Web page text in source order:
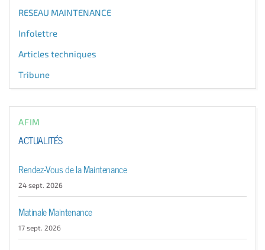
RESEAU MAINTENANCE
Infolettre
Articles techniques
Tribune
AFIM
ACTUALITÉS
Rendez-Vous de la Maintenance
24 sept. 2026
Matinale Maintenance
17 sept. 2026